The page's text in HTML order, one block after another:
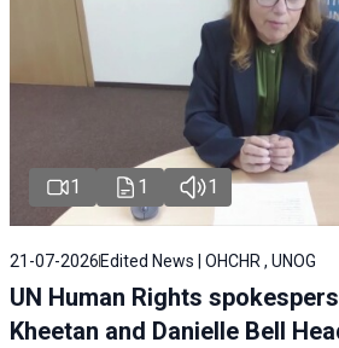
1 1 1
21-07-2026 Edited News | OHCHR , UNOG
UN Human Rights
Kheetan and Danielle Bell